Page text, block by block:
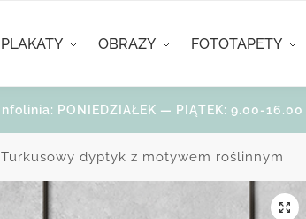
PLAKATY OBRAZY FOTOTAPETY
Infolinia: PONIEDZIAŁEK — PIĄTEK: 9.00-16.00
Turkusowy dyptyk z motywem roślinnym